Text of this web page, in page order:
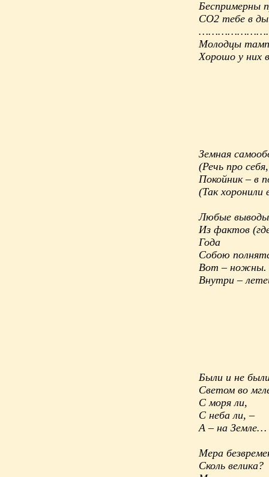
Беспримерны
СО2 тебе в
Молодцы
Хорошо у них
Земная
(Речь про
Покойник – в
(Так
Любые
Из фактов
Года
Собою
Вот – ножны.
Внутри –
Были и не
Светом во
С моря ли,
С неба ли, –
А – на Земле…
Мера
Сколь велика?